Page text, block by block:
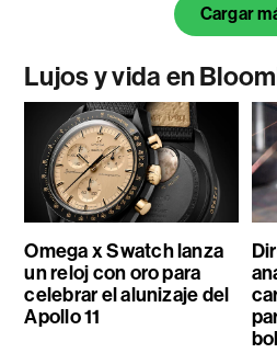
Cargar
Lujos y vida en
Omega x Swatch lanza
un reloj con oro para
celebrar el alunizaje del
Apollo 11